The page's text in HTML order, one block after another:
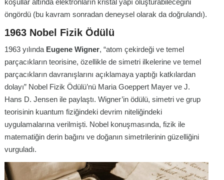
öngördü (bu kavram sonradan deneysel olarak da doğrulandı).
1963 Nobel Fizik Ödülü
1963 yılında Eugene Wigner, “atom çekirdeği ve temel
parçacıkların teorisine, özellikle de simetri ilkelerine ve temel
parçacıkların davranışlarını açıklamaya yaptığı katkılardan
dolayı” Nobel Fizik Ödülü’nü Maria Goeppert Mayer ve J.
Hans D. Jensen ile paylaştı. Wigner’in ödülü, simetri ve grup
teorisinin kuantum fiziğindeki devrim niteliğindeki
uygulamalarına verilmişti. Nobel konuşmasında, fizik ile
matematiğin derin bağını ve doğanın simetrilerinin güzelliğini
vurguladı.